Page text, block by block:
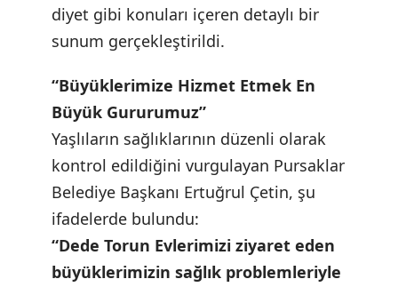
diyet gibi konuları içeren detaylı bir
sunum gerçekleştirildi.
“Büyüklerimize Hizmet Etmek En
Büyük Gururumuz”
Yaşlıların sağlıklarının düzenli olarak
kontrol edildiğini vurgulayan Pursaklar
Belediye Başkanı Ertuğrul Çetin, şu
ifadelerde bulundu:
“Dede Torun Evlerimizi ziyaret eden
büyüklerimizin sağlık problemleriyle